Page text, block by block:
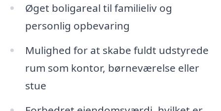
Øget boligareal til familieliv og
personlig opbevaring
Mulighed for at skabe fuldt udstyrede
rum som kontor, børneværelse eller
stue